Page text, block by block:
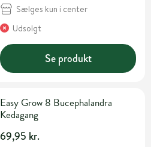
Sælges kun i center
Udsolgt
Se produkt
Easy Grow 8 Bucephalandra
Kedagang
69,95 kr.